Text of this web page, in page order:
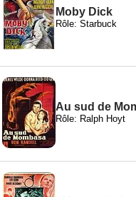
Moby Dick
Rôle: Starbuck
Au sud de
Rôle: Ralph Hoyt